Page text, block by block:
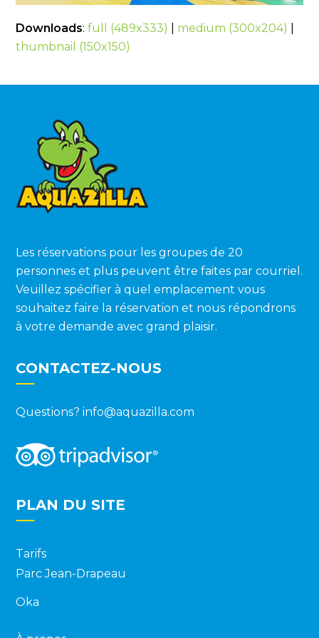
Downloads:full (489x333) medium (300x204)
thumbnail (150x150)
Les réservations pour les groupes de 20
personnes et plus peuvent être faites par courriel.
Veuillez spécifier à quel emplacement vous
souhaitez faire la réservation et nous répondrons
à votre demande avec grand plaisir.
CONTACTEZ-NOUS
Questions?info@aquazilla.com
PLAN DU SITE
Tarifs
Parc Jean-Drapeau
Oka